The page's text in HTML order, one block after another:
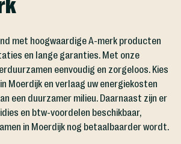
met hoogwaardige A-merk producten
en lange garanties. Met onze
eenvoudig en zorgeloos. Kies
Moerdijk en verlaag uw energiekosten
een duurzamer milieu. Daarnaast zijn er
en btw-voordelen beschikbaar,
in Moerdijk nog betaalbaarder wordt.